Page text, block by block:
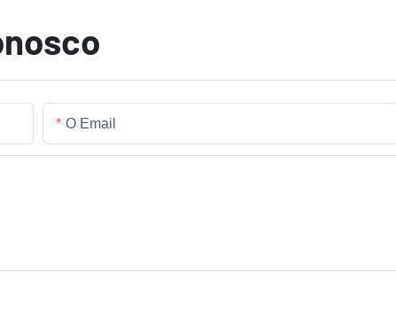
O Email